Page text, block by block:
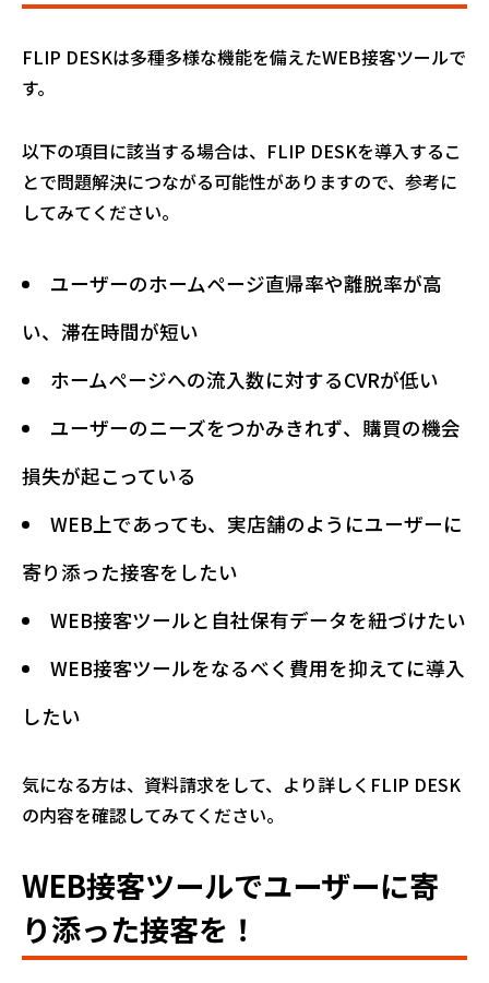
FLIP DESKは多種多様な機能を備えたWEB接客ツールで
す。
以下の項目に該当する場合は、FLIP DESKを導入するこ
とで問題解決につながる可能性がありますので、参考に
してみてください。
ユーザーのホームページ直帰率や離脱率が高
い、滞在時間が短い
ホームページへの流入数に対するCVRが低い
ユーザーのニーズをつかみきれず、購買の機会
損失が起こっている
WEB上であっても、実店舗のようにユーザーに
寄り添った接客をしたい
WEB接客ツールと自社保有データを紐づけたい
WEB接客ツールをなるべく費用を抑えてに導入
したい
気になる方は、 資料請求をして、より詳しくFLIP DESK
の内容を確認してみてください。
WEB接客ツールでユーザーに寄
り添った接客を！